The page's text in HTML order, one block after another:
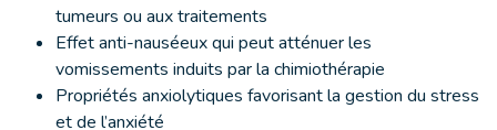
tumeurs ou aux traitements
Effet anti-nauséeux qui peut atténuer les
vomissements induits par la chimiothérapie
Propriétés anxiolytiques favorisant la gestion du stress
et de l’anxiété